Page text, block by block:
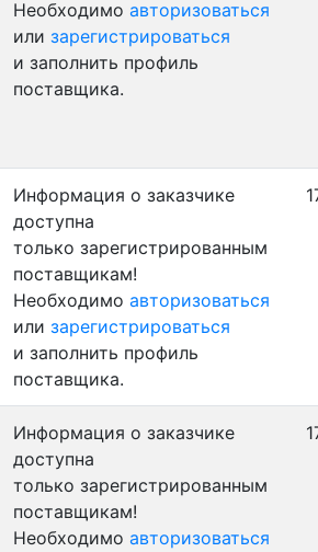
Необходимо авторизоваться
или зарегистрироваться
и заполнить профиль
поставщика.
Информация о заказчике
доступна
только зарегистрированным
поставщикам!
Необходимо авторизоваться
или зарегистрироваться
и заполнить профиль
поставщика.
Информация о заказчике
доступна
только зарегистрированным
поставщикам!
Необходимо авторизоваться